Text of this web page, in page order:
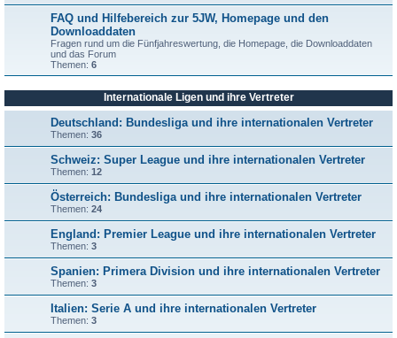
FAQ und Hilfebereich zur 5JW, Homepage und den
Downloaddaten
Fragen rund um die Fünfjahreswertung, die Homepage, die Downloaddaten
und das Forum
Themen: 6
Internationale Ligen und ihre Vertreter
Deutschland: Bundesliga und ihre internationalen Vertreter
Themen: 36
Schweiz: Super League und ihre internationalen Vertreter
Themen: 12
Österreich: Bundesliga und ihre internationalen Vertreter
Themen: 24
England: Premier League und ihre internationalen Vertreter
Themen: 3
Spanien: Primera Division und ihre internationalen Vertreter
Themen: 3
Italien: Serie A und ihre internationalen Vertreter
Themen: 3